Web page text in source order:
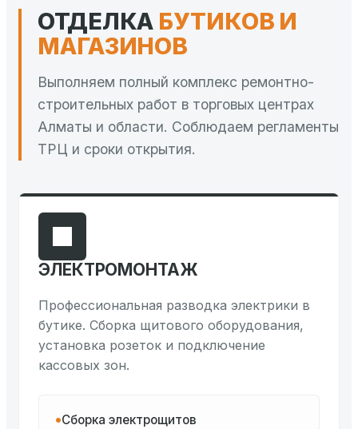
ОТДЕЛКА БУТИКОВ И
МАГАЗИНОВ
Выполняем полный комплекс ремонтно-
строительных работ в торговых центрах
Алматы и области. Соблюдаем регламенты
ТРЦ и сроки открытия.
ЭЛЕКТРОМОНТАЖ
Профессиональная разводка электрики в
бутике. Сборка щитового оборудования,
установка розеток и подключение
кассовых зон.
Сборка электрощитов